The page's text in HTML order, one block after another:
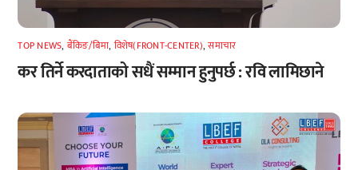
TOP NEWS, बैंकिङ/बिमा, विशेष(FRONT-CENTER),समाचार
कर तिर्ने करदाताको सधैं सम्मान हुनुपर्छ : रवि लामिछाने